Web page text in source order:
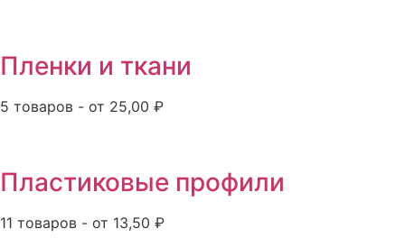
Пленки и ткани
5 товаров - от 25,00 ₽
Пластиковые профили
11 товаров - от 13,50 ₽